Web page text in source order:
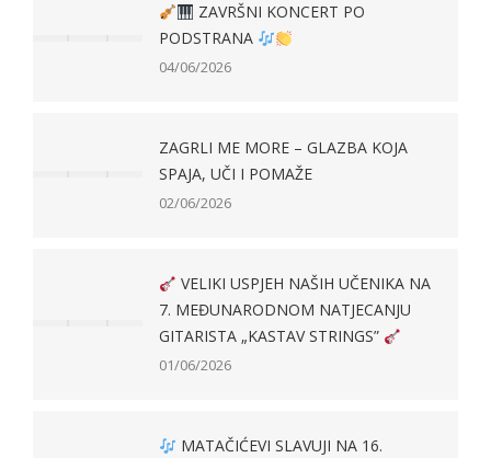
ZAVRŠNI KONCERT PO
PODSTRANA
04/06/2026
ZAGRLI ME MORE – GLAZBA KOJA
SPAJA, UČI I POMAŽE
02/06/2026
VELIKI USPJEH NAŠIH UČENIKA NA
7. MEĐUNARODNOM NATJECANJU
GITARISTA „KASTAV STRINGS”
01/06/2026
MATAČIĆEVI SLAVUJI NA 16.